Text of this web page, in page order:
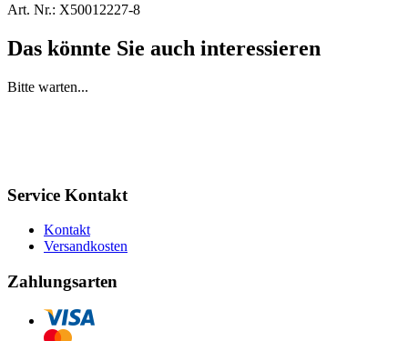
Art. Nr.: X50012227-8
Das könnte Sie auch interessieren
Bitte warten...
Service Kontakt
Kontakt
Versandkosten
Zahlungsarten